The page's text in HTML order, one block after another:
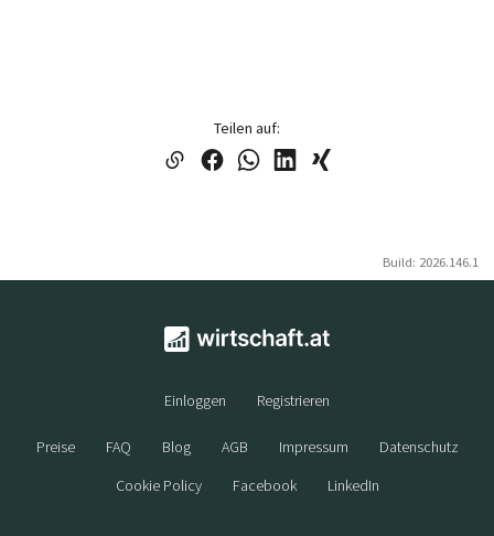
Teilen auf:
Build: 2026.146.1
Einloggen Registrieren
Preise FAQ Blog AGB Impressum
Datenschutz
Cookie Policy
Facebook LinkedIn